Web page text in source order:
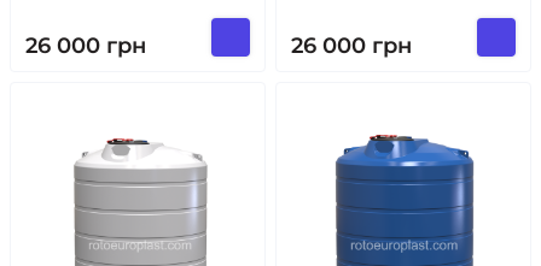
26 000 грн 26 000 грн